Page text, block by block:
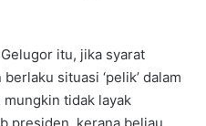
itu, jika syarat
situasi ‘pelik’ dalam
tidak layak